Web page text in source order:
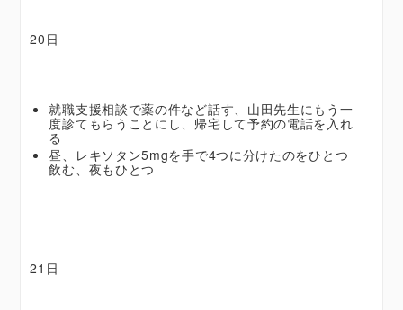
20日
就職支援相談で薬の件など話す、山田先生にもう一
度診てもらうことにし、帰宅して予約の電話を入れ
る
昼、レキソタン5mgを手で4つに分けたのをひとつ
飲む、夜もひとつ
21日